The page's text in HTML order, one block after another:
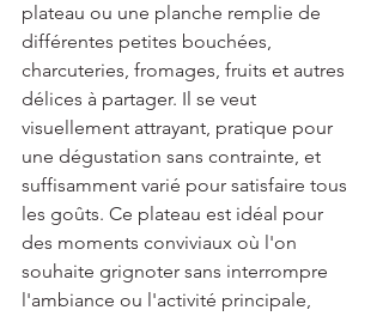
plateau ou une planche remplie de
différentes petites bouchées,
charcuteries, fromages, fruits et autres
délices à partager. Il se veut
visuellement attrayant, pratique pour
une dégustation sans contrainte, et
suffisamment varié pour satisfaire tous
les goûts. Ce plateau est idéal pour
des moments conviviaux où l'on
souhaite grignoter sans interrompre
l'ambiance ou l'activité principale,